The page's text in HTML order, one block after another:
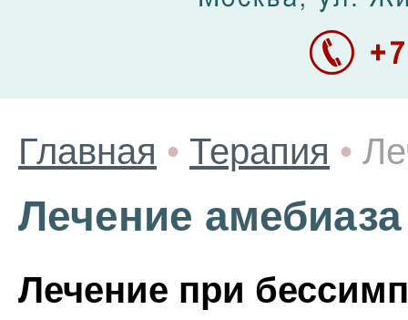
Главная • Терапия •
Лечение амебиаза
Лечение при